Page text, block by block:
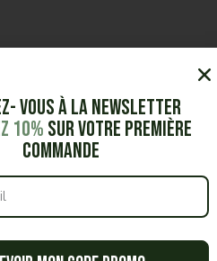
besoin ?
vous à la Newsletter
10% sur votre première
commande